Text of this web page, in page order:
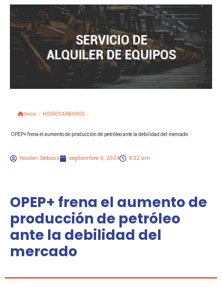
Inicio / HIDROCARBUROS /
OPEP+ frena el aumento de producción de petróleo ante la debilidad del mercado
Yexalen Debiais septiembre 6, 2024 8:32 am
OPEP+ frena el aumento de
producción de petróleo
ante la debilidad del
mercado